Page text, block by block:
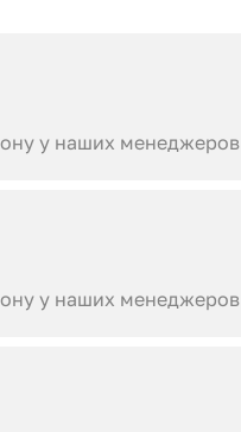
у наших менеджеров
у наших менеджеров